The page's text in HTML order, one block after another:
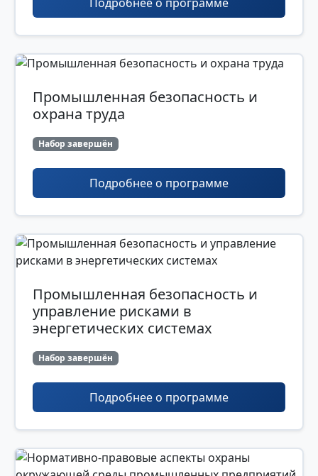
Промышленная безопасность и
охрана труда
Набор завершён
Подробнее о программе
Промышленная безопасность и
управление рисками в
энергетических системах
Набор завершён
Подробнее о программе